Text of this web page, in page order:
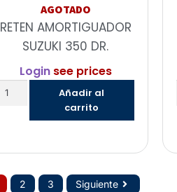
AGOTADO
RETEN AMORTIGUADOR
SUZUKI 350 DR.
Loginsee prices
Añadir al
carrito
2 3 Siguiente